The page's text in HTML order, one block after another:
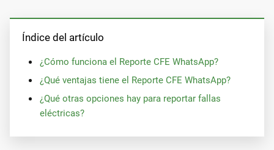
Índice del artículo
¿Cómo funciona el Reporte CFE WhatsApp?
¿Qué ventajas tiene el Reporte CFE WhatsApp?
¿Qué otras opciones hay para reportar fallas
eléctricas?